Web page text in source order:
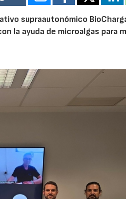
supraautonómico
la ayuda de microalgas para